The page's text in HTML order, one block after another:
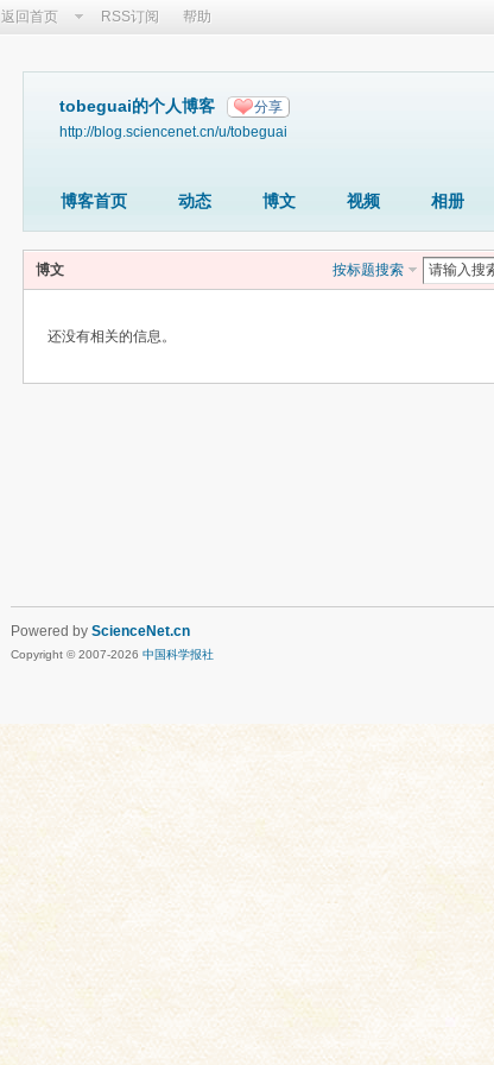
返回首页 RSS订阅 帮助
tobeguai的个人博客 分享
http://blog.sciencenet.cn/u/tobeguai
博客首页 动态 博文 视频 相册
博文 按标题搜索
还没有相关的信息。
Powered by ScienceNet.cn
Copyright © 2007-2026 中国科学报社